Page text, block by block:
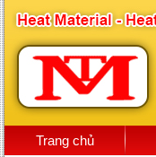
Trang chủ